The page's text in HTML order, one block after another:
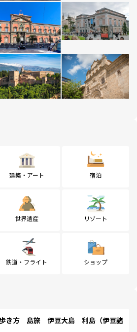
建築・アート 宿泊
世界遺産 リゾート
鉄道・フライト ショップ
き方 島旅 伊豆大島 利島（伊豆諸